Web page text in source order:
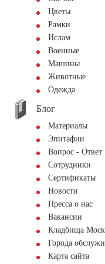
Цветы
Рамки
Ислам
Военные
Машины
Животные
Одежда
Блог
Материалы
Эпитафии
Вопрос - Ответ
Сотрудники
Сертификаты
Новости
Пресса о нас
Вакансии
Кладбища
Города
Карта сайта